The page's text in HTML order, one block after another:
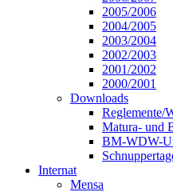
2005/2006
2004/2005
2003/2004
2002/2003
2001/2002
2000/2001
Downloads
Reglemente/
Matura- und
BM-WDW-
Internat
Mensa